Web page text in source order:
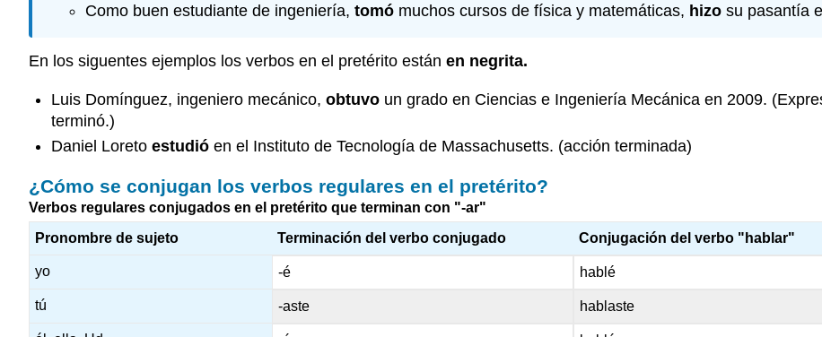
Como buen estudiante de ingeniería,tomó muchos cursos de física y matemáticas, hizo su pasantía
En los siguentes ejemplos los verbos en el pretérito están en negrita.
Luis Domínguez, ingeniero mecánico, obtuvoun grado en Ciencias e Ingeniería Mecánica en 2009.
terminó.)
Daniel Loreto estudióen el Instituto de Tecnología de Massachusetts. (acción terminada)
¿Cómo se conjugan los verbos regulares en el pretérito?
Verbos regulares conjugados en el pretérito que terminan con "-ar"
Pronombre de sujeto Terminación del verbo conjugado Conjugación del verbo "hablar"
yo -é hablé
tú -aste hablaste